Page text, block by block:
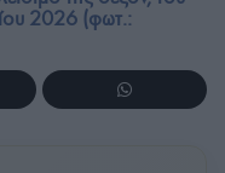
2026 (φωτ.: